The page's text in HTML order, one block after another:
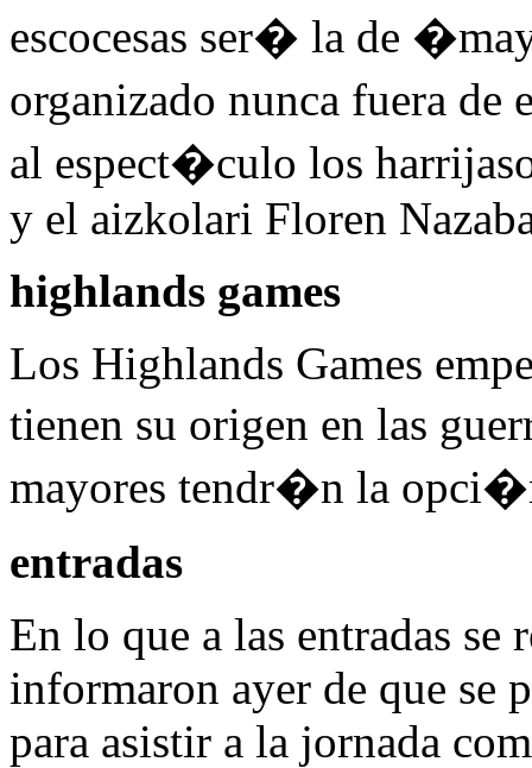
escocesas ser� la de
organizado nunca fuera
al espect�culo los
y el aizkolari Floren
highlands games
Los Highlands Games
tienen su origen en las
mayores tendr�n la
entradas
En lo que a las entradas se
informaron ayer de que se
para asistir a la jornada